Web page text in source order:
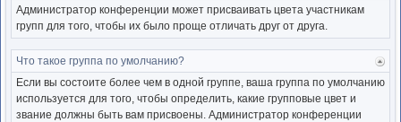
Администратор конференции может присваивать цвета участникам
групп для того, чтобы их было проще отличать друг от друга.
к
Что такое группа по умолчанию?
Если вы состоите более чем в одной группе, ваша группа по умолчанию
используется для того, чтобы определить, какие групповые цвет и
звание должны быть вам присвоены. Администратор конференции